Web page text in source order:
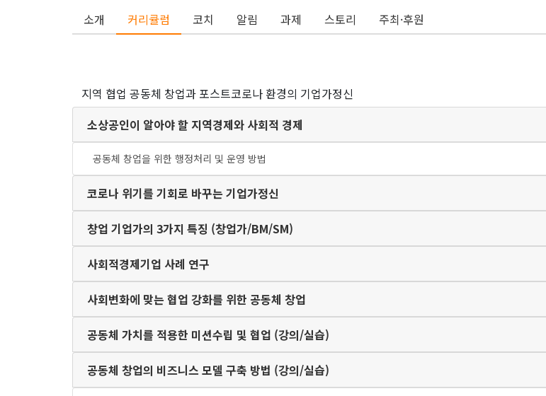
소개 커리큘럼 코치 알림 과제 스토리 주최·후원
지역 협업 공동체 창업과 포스트코로나 환경의 기업가정신
소상공인이 알아야 할 지역경제와 사회적 경제
공동체 창업을 위한 행정처리 및 운영 방법
코로나 위기를 기회로 바꾸는 기업가정신
창업 기업가의 3가지 특징 (창업가/BM/SM)
사회적경제기업 사례 연구
사회변화에 맞는 협업 강화를 위한 공동체 창업
공동체 가치를 적용한 미션수립 및 협업 (강의/실습)
공동체 창업의 비즈니스 모델 구축 방법 (강의/실습)